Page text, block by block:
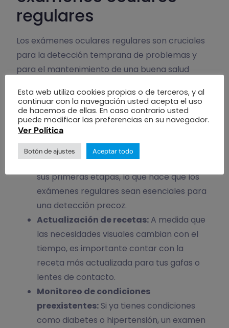
regulares
Los exámenes oculares regulares son cruciales
para la detección temprana de problemas y
para el mantenimiento de una buena salud
razones por las que estos exámenes son tan
importantes:
Detección de enfermedades:
enfermedades oculares, como el glaucoma
o la catarata, pueden ser asintomáticas en
sus primeras etapas, lo que hace que los
exámenes regulares sean esenciales para
una detección precoz.
Actualización de recetas: A medida que
las necesidades visuales cambian con el
tiempo, es importante contar con la
receta más actualizada para tus gafas o
lentes de contacto.
Monitoreo de condiciones
preexistentes: Si ya tienes condiciones
como diabetes o hipertensión, un examen
Esta web utiliza cookies propias o de terceros, y al
continuar con la navegación usted acepta el uso
de hacemos de ellas. En caso contrario usted
puede modificar las preferencias en su navegador.
Ver Política
Botón de ajustes Aceptar todo